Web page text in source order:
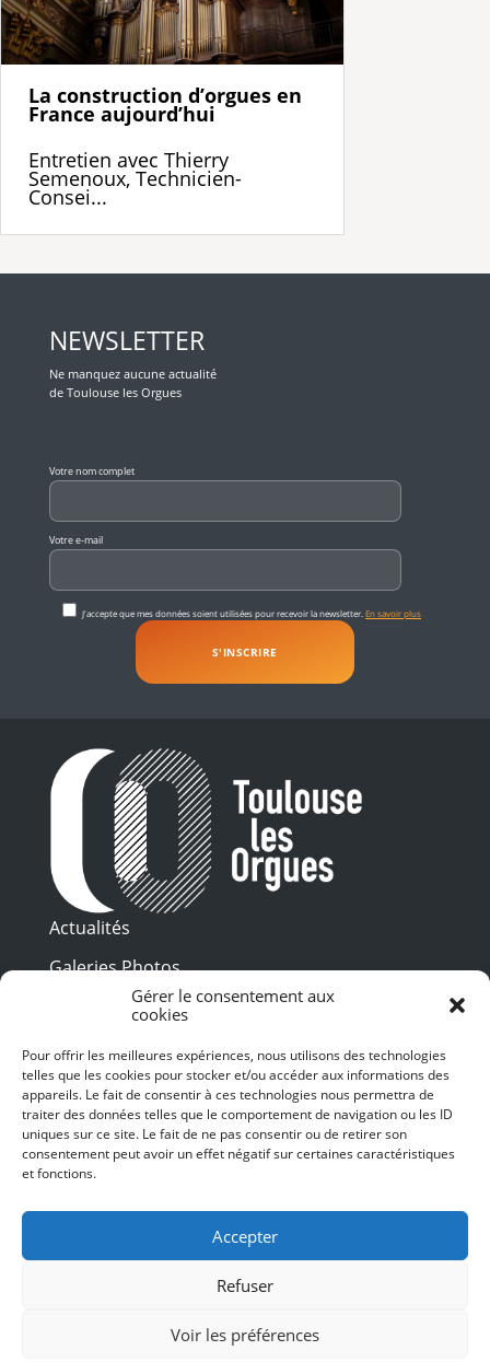
Gérer le consentement aux
cookies
Pour offrir les meilleures expériences, nous utilisons des technologies
telles que les cookies pour stocker et/ou accéder aux informations des
appareils. Le fait de consentir à ces technologies nous permettra de
traiter des données telles que le comportement de navigation ou les ID
uniques sur ce site. Le fait de ne pas consentir ou de retirer son
consentement peut avoir un effet négatif sur certaines caractéristiques
et fonctions.
Accepter
Refuser
Voir les préférences
La construction d’orgues en
France aujourd’hui
Entretien avec Thierry
Semenoux, Technicien-
Consei...
NEWSLETTER
Ne manquez aucune actualité
de Toulouse les Orgues
Votre nom complet
Votre e-mail
J'accepte que mes données soient utilisées pour recevoir la newsletter.En savoir plus
Actualités
Galeries Photos
Vidéothèque
Presse
Billetterie
Recrutement
Mentions légales
Politique de confidentialité
SUIVEZ-NOUS
© 2024 Toulouse les Orgues – Tous droits